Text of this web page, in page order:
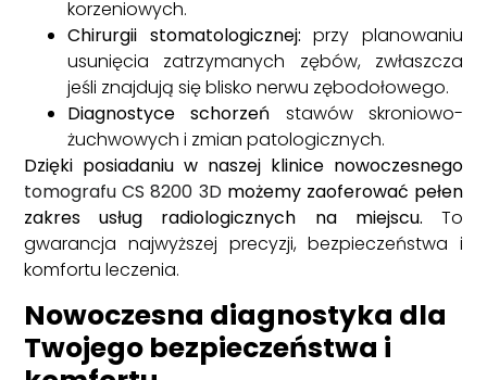
korzeniowych.
Chirurgii stomatologicznej: przy planowaniu
usunięcia zatrzymanych zębów, zwłaszcza
jeśli znajdują się blisko nerwu zębodołowego.
Diagnostyce schorzeń stawów skroniowo-
żuchwowych i zmian patologicznych.
Dzięki posiadaniu w naszej klinice nowoczesnego
tomografu CS 8200 3Dmożemy zaoferować pełen
zakres usług radiologicznych na miejscu. To
gwarancja najwyższej precyzji, bezpieczeństwa i
komfortu leczenia.
Nowoczesna diagnostyka dla
Twojego bezpieczeństwa i